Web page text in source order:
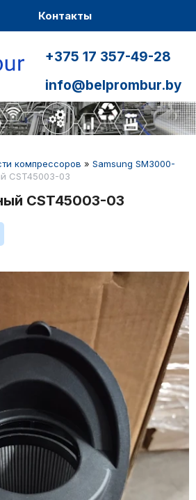
Контакты
+375 17 357-49-28
info@belprombur.by
компрессоров » Samsung SM3000-
CST45003-03
CST45003-03